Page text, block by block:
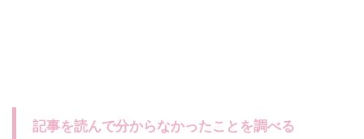
記事を読んで分からなかったことを調べる